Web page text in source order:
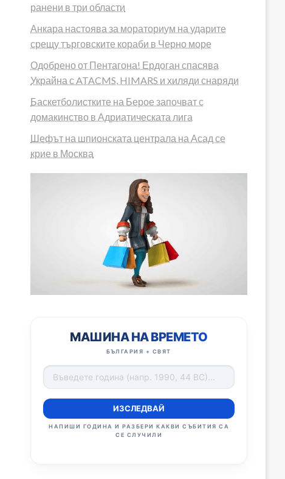
ранени в три области
Анкара настоява за мораториум на ударите
срещу търговските кораби в Черно море
Одобрено от Пентагона! Ердоган спасява
Украйна с ATACMS, HIMARS и хиляди снаряди
Баскетболистките на Берое започват с
домакинство в Адриатическата лига
Шефът на шпионската централа на Асад се
крие в Москва
МАШИНА НА ВРЕМЕТО
БЪЛГАРИЯ + СВЯТ
ИЗСЛЕДВАЙ
НАПИШИ ГОДИНА И РАЗБЕРИ КАКВИ СЪБИТИЯ СА
СЕ СЛУЧИЛИ